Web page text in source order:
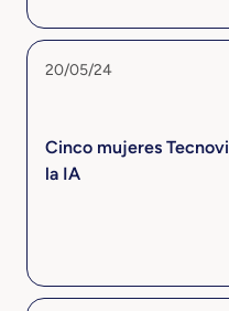
20/05/24
Cinco mujeres
la IA